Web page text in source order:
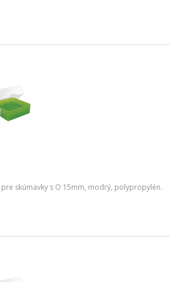
pre skúmavky s O 15mm, modrý, polypropylén.